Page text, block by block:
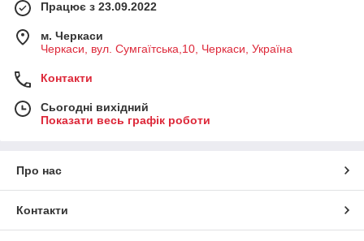
Працює з 23.09.2022
м. Черкаси
Черкаси, вул. Сумгаїтська,10, Черкаси, Україна
Контакти
Сьогодні вихідний
Показати весь графік роботи
Про нас
Контакти